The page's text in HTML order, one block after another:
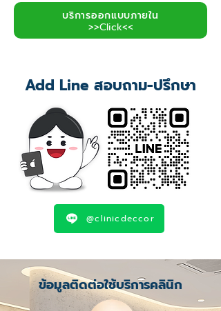
บริการออกแบบภายใน
>>Click<<
Add Line สอบถาม-ปรึกษา
@clinicdeccor
ข้อมูลติดต่อใช้บริการคลินิก